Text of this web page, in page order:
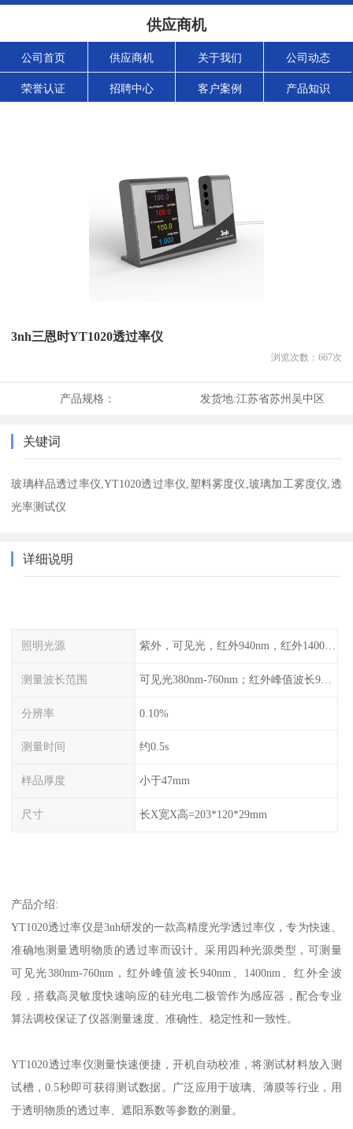
供应商机
公司首页 供应商机 关于我们 公司动态
荣誉认证 招聘中心 客户案例 产品知识
3nh三恩时YT1020透过率仪
浏览次数： 667次
产品规格： 发货地:江苏省苏州吴中区
关键词
玻璃样品透过率仪,YT1020透过率仪,塑料雾度仪,玻璃加工雾度仪,透
光率测试仪
详细说明
照明光源 紫外，可见光，红外940nm，红外1400nm，红外全波段，SHGC和TSER
测量波长范围 可见光380nm-760nm；红外峰值波长940nm、1400nm、红外全波段
分辨率 0.10%
测量时间 约0.5s
样品厚度 小于47mm
尺寸 长X宽X高=203*120*29mm
产品介绍:
YT1020透过率仪是3nh研发的一款高精度光学透过率仪，专为快速、
准确地测量透明物质的透过率而设计。采用四种光源类型，可测量
可见光380nm-760nm ，红外峰值波长940nm 1400nm 、红外全波
段，搭载高灵敏度快速响应的硅光电二极管作为感应器，配合专业
算法调校保证了仪器测量速度、准确性、稳定性和一致性。
YT1020透过率仪测量快速便捷，开机自动校准，将测试材料放入测
试槽，0.5秒即可获得测试数据。广泛应用于玻璃、薄膜等行业，用
于透明物质的透过率、遮阳系数等参数的测量。